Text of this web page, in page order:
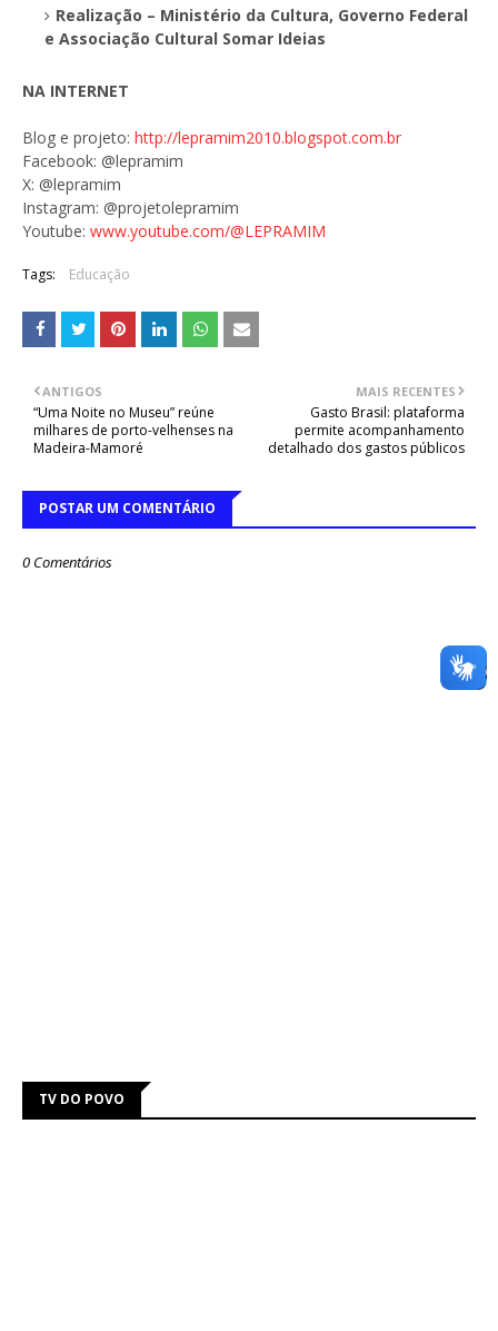
Realização – Ministério da Cultura, Governo Federal
e Associação Cultural Somar Ideias
NA INTERNET
Blog e projeto: http://lepramim2010.blogspot.com.br
Facebook: @lepramim
X: @lepramim
Instagram: @projetolepramim
Youtube: www.youtube.com/@LEPRAMIM
Tags: Educação
MAIS RECENTES
Gasto Brasil: plataforma
permite acompanhamento
detalhado dos gastos públicos
ANTIGOS
“Uma Noite no Museu” reúne
milhares de porto-velhenses na
Madeira-Mamoré
POSTAR UM COMENTÁRIO
0 Comentários
TV DO POVO